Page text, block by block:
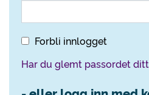
Forbli innlogget
Har du glemt passordet